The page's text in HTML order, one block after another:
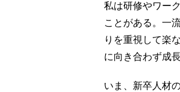
私は研修やワー
ことがある。一
りを重視して楽
に向き合わず成
いま、新卒人材